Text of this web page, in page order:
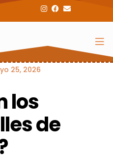
25, 2026
los
de